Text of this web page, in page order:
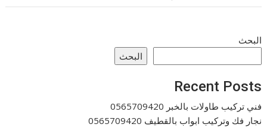
البحث
البحث
Recent Posts
فني تركيب طاولات بالخبر 0565709420
نجار فك وتركيب ابواب بالقطيف 0565709420